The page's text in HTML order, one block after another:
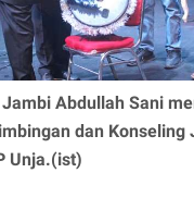
Abdullah Sani
dan Konseling
Unja.(ist)